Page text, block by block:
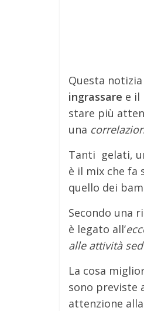
Questa
ingrassare e il
stare più
una
Tanti gelati,
è il mix che fa
quello dei
Secondo una
è legato all’
alle attività
La cosa
sono previste
attenzione